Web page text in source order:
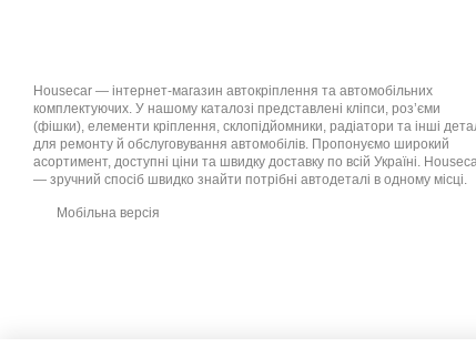
Housecar — інтернет-магазин автокріплення та автомобільних
комплектуючих. У нашому каталозі представлені кліпси, роз’єми
(фішки), елементи кріплення, склопідйомники, радіатори та інші
для ремонту й обслуговування автомобілів. Пропонуємо широкий
асортимент, доступні ціни та швидку доставку по всій Україні.
— зручний спосіб швидко знайти потрібні автодеталі в одному місці.
Мобільна версія